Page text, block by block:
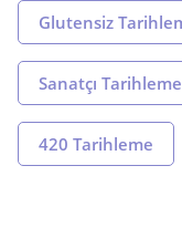
Glutensiz
Sanatçı
420 Tarihleme